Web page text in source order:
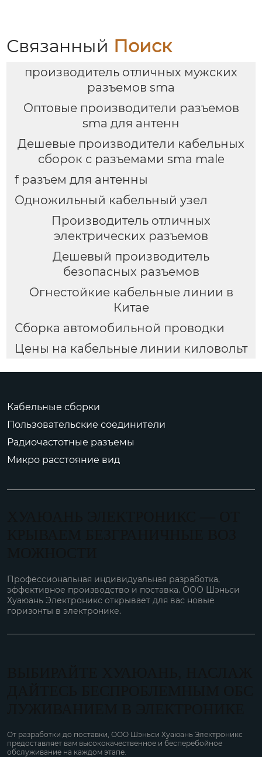
Связанный Поиск
производитель отличных мужских
разъемов sma
Оптовые производители разъемов
sma для антенн
Дешевые производители кабельных
сборок с разъемами sma male
f разъем для антенны
Одножильный кабельный узел
Производитель отличных
электрических разъемов
Дешевый производитель
безопасных разъемов
Огнестойкие кабельные линии в
Китае
Сборка автомобильной проводки
Цены на кабельные линии киловольт
Кабельные сборки
Пользовательские соединители
Радиочастотные разъемы
Микро расстояние вид
Профессиональная индивидуальная разработка,
эффективное производство и поставка. ООО Шэньси
Хуаюань Электроникс открывает для вас новые
горизонты в электронике.
От разработки до поставки, ООО Шэньси Хуаюань Электроникс
предоставляет вам высококачественное и бесперебойное
обслуживание на каждом этапе.